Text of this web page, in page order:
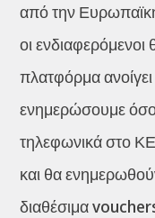
από την
οι
πλατφόρμα
ενημερώσουμε
τηλεφωνικά στο
και θα
διαθέσιμα